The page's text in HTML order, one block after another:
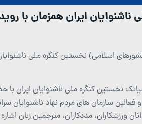
ایران همزمان با رویداد
نخستین کنگره ملی ناشنوایان ایران با
و فعالین سازمان های مردم نهاد
ورزشکاران، مددکاران، مترجمین زبان